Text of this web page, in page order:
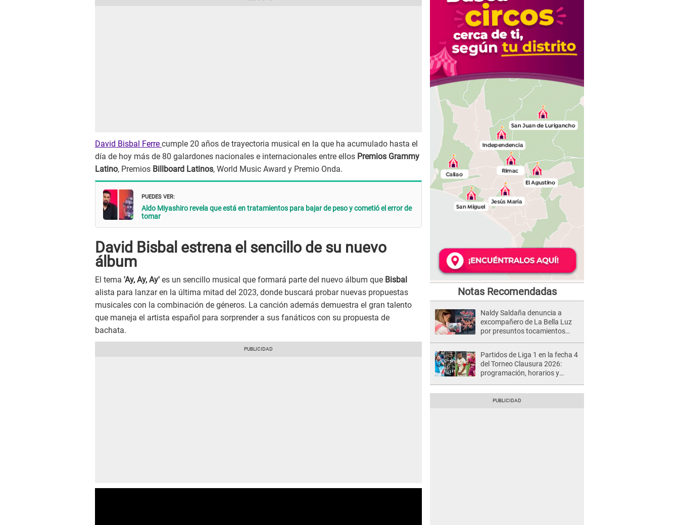
David Bisbal Ferre cumple 20 años de trayectoria musical en la que ha acumulado hasta el
día de hoy más de 80 galardones nacionales e internacionales entre ellos Premios Grammy
Latino, Premios Billboard Latinos, World Music Award y Premio Onda.
PUEDES VER:
Aldo Miyashiro revela que está en tratamientos para bajar de peso y cometió el error de
tomar
David Bisbal estrena el sencillo de su nuevo
álbum
El tema 'Ay, Ay, Ay' es un sencillo musical que formará parte del nuevo álbum que Bisbal
alista para lanzar en la última mitad del 2023, donde buscará probar nuevas propuestas
musicales con la combinación de géneros. La canción además demuestra el gran talento
que maneja el artista español para sorprender a sus fanáticos con su propuesta de
bachata.
Notas Recomendadas
Naldy Saldaña denuncia a
excompañero de La Bella Luz
por presuntos tocamientos
Partidos de Liga 1 en la fecha 4
del Torneo Clausura 2026:
programación, horarios y